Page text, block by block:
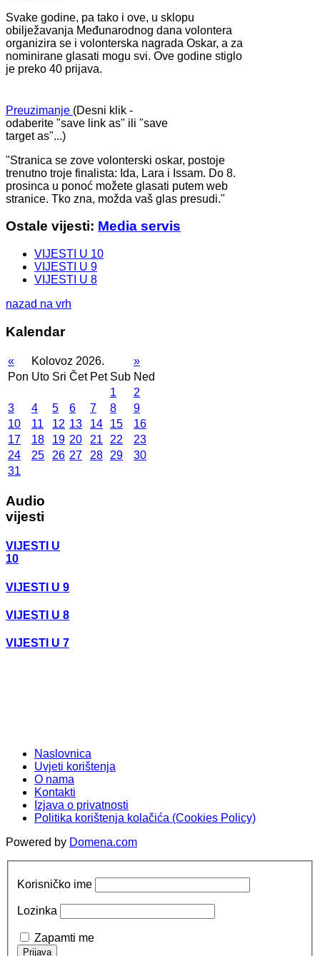
Svake godine, pa tako i ove, u sklopu
obilježavanja Međunarodnog dana volontera
organizira se i volonterska nagrada Oskar, a za
nominirane glasati mogu svi. Ove godine stiglo
je preko 40 prijava.
Preuzimanje (Desni klik -
odaberite "save link as" ili "save
target as"...)
"Stranica se zove volonterski oskar, postoje
trenutno troje finalista: Ida, Lara i Issam. Do 8.
prosinca u ponoć možete glasati putem web
stranice. Tko zna, možda vaš glas presudi."
Ostale vijesti: Media servis
VIJESTI U 10
VIJESTI U 9
VIJESTI U 8
nazad na vrh
Kalendar
« Kolovoz 2026.
»
Pon Uto Sri Čet Pet Sub Ned
1
2
3
4 5 6 7 8
9
10
11 12 13 14 15
16
17
18 19 20 21 22
23
24
25 26 27 28 29
30
31
Audio
vijesti
VIJESTI U
10
VIJESTI U 9
VIJESTI U 8
VIJESTI U 7
Naslovnica
Uvjeti korištenja
O nama
Kontakti
Izjava o privatnosti
Politika korištenja kolačića (Cookies Policy)
Powered by Domena.com
Korisničko ime
Lozinka
Zapamti me